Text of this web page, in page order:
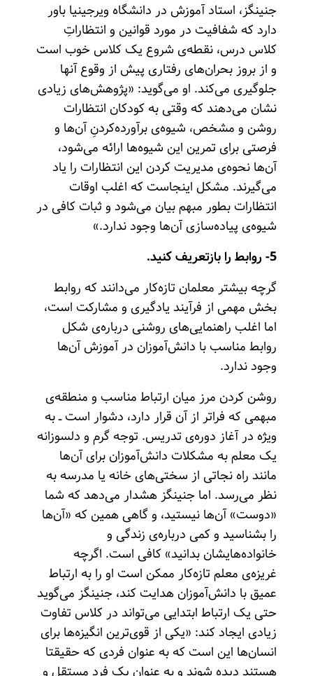
جنینگز، استاد آموزش در دانشگاه ویرجینیا باور
دارد که شفافیت در مورد قوانین و انتظاراتِ
کلاس درس، نقطه‌ی شروع یک کلاس خوب است
و از بروز بحران‌های رفتاری پیش از وقوع آنها
جلوگیری می‌کند. او می‌گوید: «پژوهش‌های زیادی
نشان می‌دهند که وقتی به کودکان انتظارات
روشن و مشخص، شیوه‌ی برآورده‌کردنِ آن‌ها و
فرصتی برای تمرین این شیوه‌ها ارائه می‌شود،
آن‌ها نحوه‌ی مدیریت کردن این انتظارات را یاد
می‌گیرند. مشکل اینجاست که اغلب اوقات
انتظارات بطور مبهم بیان می‌شود و ثبات کافی در
شیوه‌ی پیاده‌سازی آن‌ها وجود ندارد.»
5- روابط را بازتعریف کنید.
گرچه بیشتر معلمان تازه‌کار می‌دانند که روابط
بخش مهمی از فرآیند یادگیری و مشارکت است،
اما اغلب راهنمایی‌های روشنی درباره‌ی شکل
روابط مناسب با دانش‌آموزان در آموزش آن‌ها
وجود ندارد.
روشن کردن مرز میان ارتباط مناسب و منطقه‌ی
مبهمی که فراتر از آن قرار دارد، دشوار است ــ به
ویژه در آغاز دوره‌ی تدریس. توجه گرم و دلسوزانه
یک معلم به مشکلات دانش‌آموزان برای آن‌ها
مانند راه نجاتی از سختی‌های خانه یا مدرسه به
نظر می‌رسد. اما جنینگز هشدار می‌دهد که شما
«دوست» آن‌ها نیستید، و گاهی همین‌ که «آن‌ها
را بشناسید و کمی درباره‌ی زندگی و
خانواده‌هایشان بدانید» کافی است. اگرچه
غریزه‌ی معلم تازه‌کار ممکن است او را به ارتباط
عمیق با دانش‌آموزان هدایت کند، جنینگز می‌گوید
حتی یک ارتباط ابتدایی می‌تواند در کلاس تفاوت
زیادی ایجاد کند: «یکی از قوی‌ترین انگیزه‌ها برای
انسان‌ها این است که به عنوان فردی که حقیقتا
هستند دیده شوند و به عنوان یک فرد مستقل و